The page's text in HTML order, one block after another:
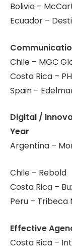
Bolivia –
Ecuador –
Chile – MGC
Costa Rica –
Spain –
Digital /
Year
Argentina –
Chile – Rebold
Costa Rica –
Peru – Tribeca
Effective
Costa Rica –